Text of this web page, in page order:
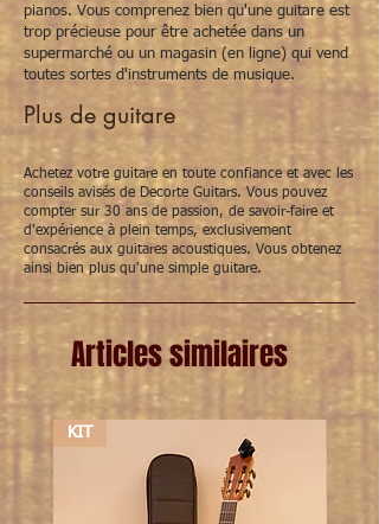
pianos. Vous comprenez bien qu'une guitare est
trop précieuse pour être achetée dans un
supermarché ou un magasin (en ligne) qui vend
toutes sortes d'instruments de musique.
Plus de guitare
Achetez votre guitare en toute confiance et avec les
conseils avisés de Decorte Guitars. Vous pouvez
compter sur 30 ans de passion, de savoir-faire et
d'expérience à plein temps, exclusivement
consacrés aux guitares acoustiques. Vous obtenez
ainsi bien plus qu'une simple guitare.
Articles similaires
KIT